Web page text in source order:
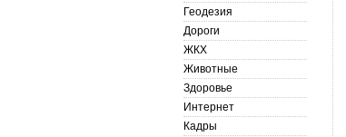
Геодезия
Дороги
ЖКХ
Животные
Здоровье
Интернет
Кадры